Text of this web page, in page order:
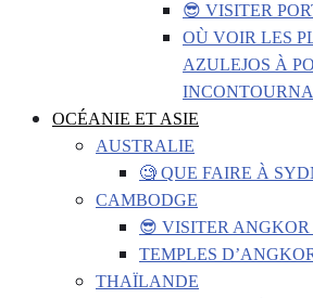
😎 VISITER
OÙ VOIR LES
AZULEJOS À
OCÉANIE ET ASIE
AUSTRALIE
🧐 QUE FAIRE À
CAMBODGE
😎 VISITER ANGKOR
TEMPLES
THAÏLANDE